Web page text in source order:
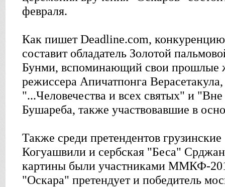
февраля.
Как пишет Deadline.com,
составит обладатель Золотой
Бунми, вспоминающий свои прошлые
режиссера Апичатпонга
"...Человечества и всех святых" и
Бушареба, также участвовавшие в
Также среди претендентов
Когуашвили и сербская "Беса"
картины были участниками ММКФ-
"Оскара" претендует и победитель